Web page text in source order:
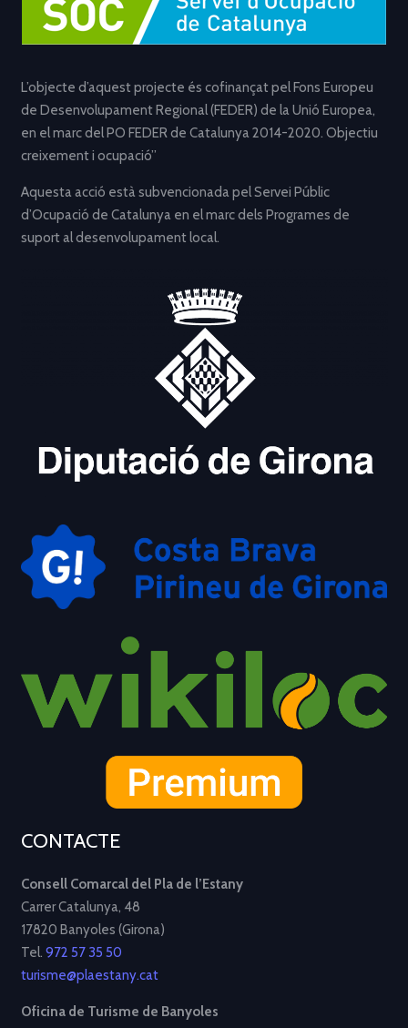
L’objecte d’aquest projecte és cofinançat pel Fons Europeu
de Desenvolupament Regional (FEDER) de la Unió Europea,
en el marc del PO FEDER de Catalunya 2014-2020. Objectiu
creixement i ocupació”
Aquesta acció està subvencionada pel Servei Públic
d’Ocupació de Catalunya en el marc dels Programes de
suport al desenvolupament local.
CONTACTE
Consell Comarcal del Pla de l’Estany
Carrer Catalunya, 48
17820 Banyoles (Girona)
Tel. 972 57 35 50
turisme@plaestany.cat
Oficina de Turisme de Banyoles